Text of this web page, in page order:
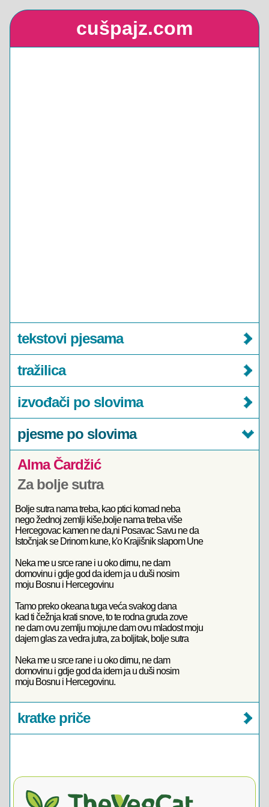
cušpajz.com
tekstovi pjesama
tražilica
izvođači po slovima
pjesme po slovima
Alma Čardžić
Za bolje sutra
Bolje sutra nama treba, kao ptici komad neba
nego žednoj zemlji kiše,bolje nama treba više
Hercegovac kamen ne da,ni Posavac Savu ne da
Istočnjak se Drinom kune, k'o Krajišnik slapom Une
Neka me u srce rane i u oko dirnu, ne dam
domovinu i gdje god da idem ja u duši nosim
moju Bosnu i Hercegovinu
Tamo preko okeana tuga veća svakog dana
kad ti čežnja krati snove, to te rodna gruda zove
ne dam ovu zemlju moju,ne dam ovu mladost moju
dajem glas za vedra jutra, za boljitak, bolje sutra
Neka me u srce rane i u oko dirnu, ne dam
domovinu i gdje god da idem ja u duši nosim
moju Bosnu i Hercegovinu.
kratke priče